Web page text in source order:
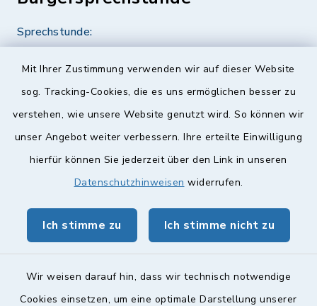
Mit Ihrer Zustimmung verwenden wir auf dieser Website
sog. Tracking-Cookies, die es uns ermöglichen besser zu
verstehen, wie unsere Website genutzt wird. So können wir
unser Angebot weiter verbessern. Ihre erteilte Einwilligung
hierfür können Sie jederzeit über den Link in unseren
Datenschutzhinweisen widerrufen.
Ich stimme zu Ich stimme nicht zu
Wir weisen darauf hin, dass wir technisch notwendige
Cookies einsetzen, um eine optimale Darstellung unserer
Sprechstunde:
Quicklinks
Landkreis Lichtenfels
geoPortal Lichtenfels